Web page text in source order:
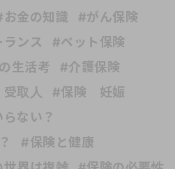
お金の知識
#がん保険
ンス
#ペット保険
生活考
#介護保険
取人
#保険 妊娠
ない？
#保険と健康